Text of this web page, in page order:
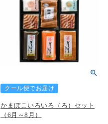
クール便でお届け
かまぼこいろいろ（ろ）セット
（6月～8月）